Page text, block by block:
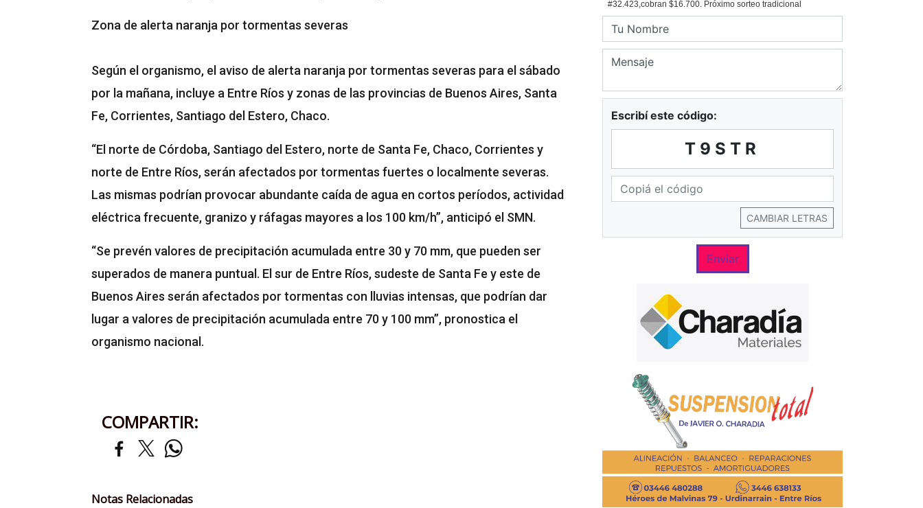
Zona de alerta naranja por tormentas severas
Según el organismo, el aviso de alerta naranja por tormentas severas para el sábado
por la mañana, incluye a Entre Ríos y zonas de las provincias de Buenos Aires, Santa
Fe, Corrientes, Santiago del Estero, Chaco.
“El norte de Córdoba, Santiago del Estero, norte de Santa Fe, Chaco, Corrientes y
norte de Entre Ríos, serán afectados por tormentas fuertes o localmente severas.
Las mismas podrían provocar abundante caída de agua en cortos períodos, actividad
eléctrica frecuente, granizo y ráfagas mayores a los 100 km/h”, anticipó el SMN.
“Se prevén valores de precipitación acumulada entre 30 y 70 mm, que pueden ser
superados de manera puntual. El sur de Entre Ríos, sudeste de Santa Fe y este de
Buenos Aires serán afectados por tormentas con lluvias intensas, que podrían dar
lugar a valores de precipitación acumulada entre 70 y 100 mm”, pronostica el
organismo nacional.
COMPARTIR:
Notas Relacionadas
Escribí este código:
T9STR
CAMBIAR LETRAS